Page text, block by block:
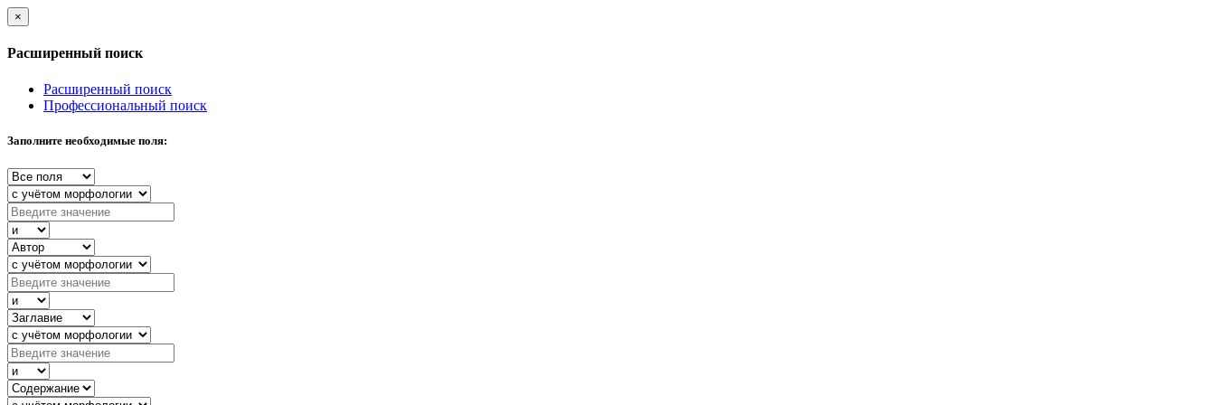
×
Расширенный поиск
Расширенный поиск
Профессиональный поиск
Заполните необходимые поля: